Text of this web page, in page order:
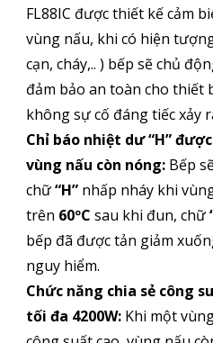
FL88IC được thiết kế cảm
vùng nấu, khi có hiện
cạn, cháy,.. ) bếp sẽ chủ
đảm bảo an toàn cho thiết
không sự cố đáng tiếc xảy
Chỉ báo nhiệt dư “H”
vùng nấu còn nóng:Bếp
chữ“H”nhấp nháy khi
trên 60ºC sau khi đun, chữ
bếp đã được tản giảm
nguy hiểm.
Chức năng chia sẻ công
tối đa 4200W:Khi một